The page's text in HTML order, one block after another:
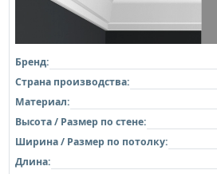
Бренд:
Страна производства:
Материал:
Высота / Размер по стене:
Ширина / Размер по потолку:
Длина: